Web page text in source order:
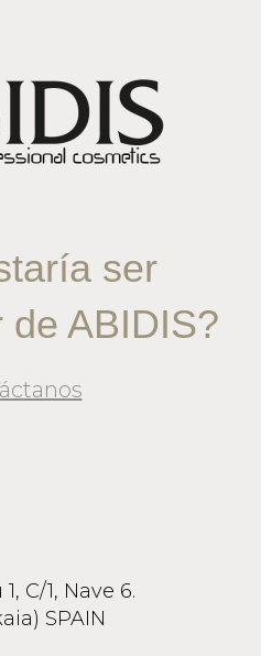
ser
de ABIDIS?
C/1, Nave 6.
SPAIN